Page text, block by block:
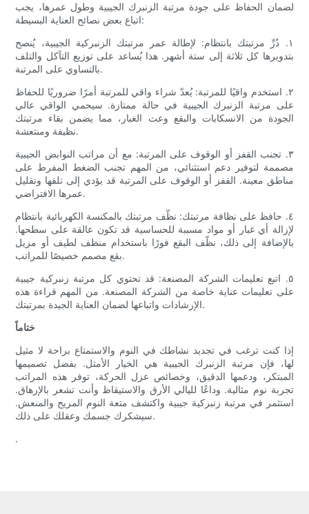
لضمان الحفاظ على جودة مرتبة الزنبرك الجيبية وطول عمرها، يجب
اتباع بعض نصائح العناية البسيطة:
١. دُرِّ مرتبتك بانتظام: لإطالة عمر مرتبتك الزنبركية الجيبية، يُنصح
بتدويرها كل ثلاثة إلى ستة أشهر. هذا يُساعد على توزيع التآكل والتلف
بالتساوي على المرتبة.
٢. استخدم واقيًا للمرتبة: يُعدّ شراء واقي للمرتبة أمرًا ضروريًا للحفاظ
على مرتبة الزنبرك الجيبية في حالة ممتازة. سيحمي الواقي عالي
الجودة من الانسكابات والبقع وعث الغبار، مما يضمن بقاء مرتبتك
نظيفة ومنتعشة.
٣. تجنب القفز أو الوقوف على المرتبة: مع أن مراتب النوابض الجيبية
مصممة لتوفير دعم استثنائي، من المهم تجنب الضغط المفرط على
مناطق معينة. القفز أو الوقوف على المرتبة قد يؤدي إلى تلفها وتقليل
عمرها الافتراضي.
٤. حافظ على نظافة مرتبتك: نظّف مرتبتك بالمكنسة الكهربائية بانتظام
لإزالة أي غبار أو مواد مسببة للحساسية قد تكون عالقة على سطحها.
بالإضافة إلى ذلك، نظّف البقع فورًا باستخدام منظف لطيف أو مزيل
بقع مصمم خصيصًا للمراتب.
٥. اتبع تعليمات الشركة المصنعة: قد تحتوي كل مرتبة زنبركية جيبية
على تعليمات عناية خاصة من الشركة المصنعة. من المهم قراءة هذه
الإرشادات واتباعها لضمان العناية الجيدة بمرتبتك.
ختاماً
إذا كنت ترغب في تجديد نشاطك في النوم والاستمتاع براحة لا مثيل
لها، فإن مرتبة الزنبرك الجيبية هي الخيار الأمثل. بفضل تصميمها
المبتكر، ودعمها الدقيق، وخصائص عزل الحركة، توفر هذه المراتب
تجربة نوم مثالية. وداعًا لليالي الأرق والاستيقاظ وأنت تشعر بالإرهاق.
استثمر في مرتبة زنبركية جيبية واكتشف متعة النوم المريح والمنعش.
سيشكرك جسمك وعقلك على ذلك.
.